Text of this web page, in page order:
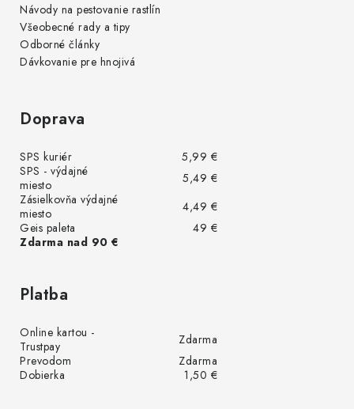
Návody na pestovanie rastlín
Všeobecné rady a tipy
Odborné články
Dávkovanie pre hnojivá
Doprava
SPS kuriér
5,99 €
SPS - výdajné
miesto
5,49 €
Zásielkovňa výdajné
miesto
4,49 €
Geis paleta
49 €
Zdarma nad 90 €
Platba
Online kartou -
Trustpay
Zdarma
Prevodom
Zdarma
Dobierka
1,50 €